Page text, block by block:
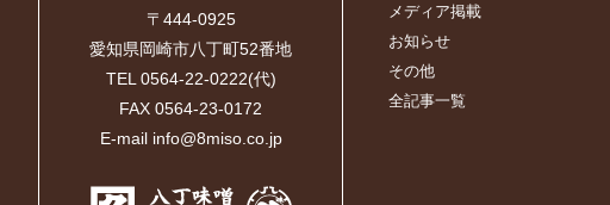
〒444-0925
愛知県岡崎市八丁町52番地
TEL 0564-22-0222(代)
FAX 0564-23-0172
E-mail info@8miso.co.jp
メディア掲載
お知らせ
その他
全記事一覧